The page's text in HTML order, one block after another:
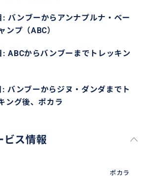
: バンブーからアンナプルナ・ベー
ンプ（ABC）
: ABCからバンブーまでトレッキン
: バンブーからジヌ・ダンダまでト
ング後、ポカラ
ビス情報
ポカラ